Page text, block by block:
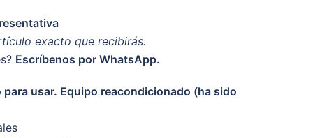
exacto que recibirás.
Escríbenos por WhatsApp.
usar. Equipo reacondicionado (ha sido